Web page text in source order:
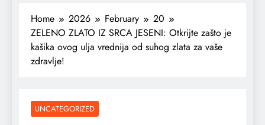
Home 2026 February
20
ZELENO ZLATO IZ SRCA JESENI: Otkrijte zašto je
kašika ovog ulja vrednija od suhog zlata za vaše
zdravlje!
UNCATEGORIZED